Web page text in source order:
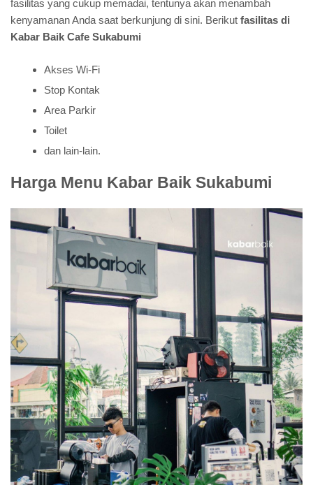
fasilitas yang cukup memadai, tentunya akan menambah
kenyamanan Anda saat berkunjung di sini. Berikut fasilitas di
Kabar Baik Cafe Sukabumi
Akses Wi-Fi
Stop Kontak
Area Parkir
Toilet
dan lain-lain.
Harga Menu Kabar Baik Sukabumi